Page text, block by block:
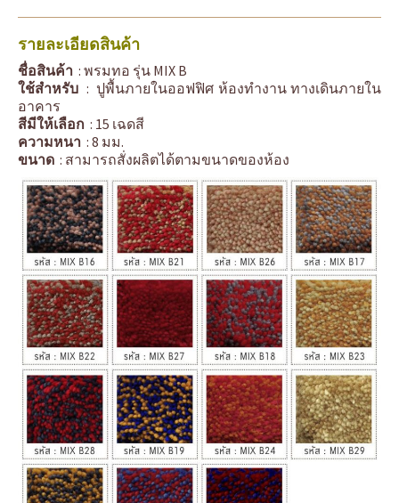
รายละเอียดสินค้า
ชื่อสินค้า : พรมทอ รุ่น MIX B
ใช้สำหรับ : ปูพื้นภายในออฟฟิศ ห้องทำงาน ทางเดินภายใน
อาคาร
สีมีให้เลือก : 15 เฉดสี
ความหนา : 8 มม.
ขนาด : สามารถสั่งผลิตได้ตามขนาดของห้อง